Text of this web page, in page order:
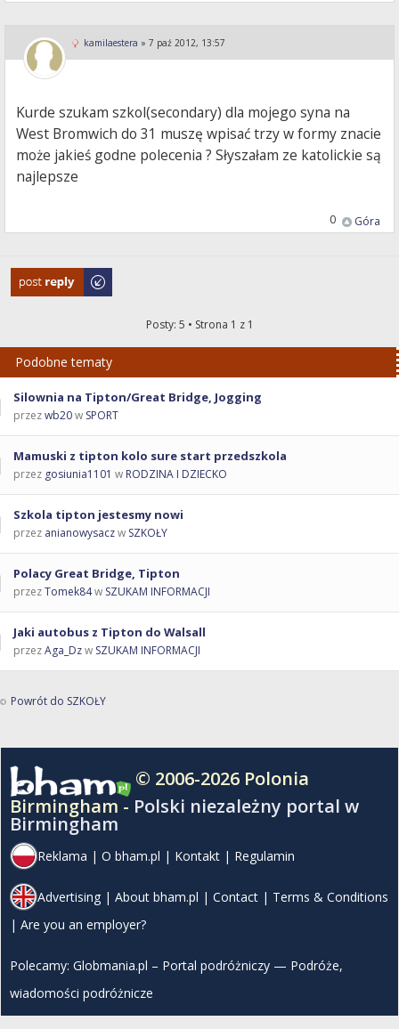
kamilaestera » 7 paź 2012, 13:57
Kurde szukam szkol(secondary) dla mojego syna na
West Bromwich do 31 muszę wpisać trzy w formy znacie
może jakieś godne polecenia ? Słyszałam ze katolickie są
najlepsze
Góra
0
Odpowiedz
Posty: 5 • Strona 1 z 1
Podobne tematy
Silownia na Tipton/Great Bridge, Jogging
przezwb20w SPORT
Mamuski z tipton kolo sure start przedszkola
przez gosiunia1101 w RODZINA I DZIECKO
Szkola tipton jestesmy nowi
przez anianowysaczw SZKOŁY
Polacy Great Bridge, Tipton
przezTomek84w SZUKAM INFORMACJI
Jaki autobus z Tipton do Walsall
przezAga_Dzw SZUKAM INFORMACJI
Powrót do SZKOŁY
© 2006-2026 Polonia
Birmingham - Polski niezależny portal w
Birmingham
Reklama | O bham.pl | Kontakt | Regulamin
Advertising | About bham.pl | Contact | Terms & Conditions
| Are you an employer?
Polecamy: Globmania.pl – Portal podróżniczy — Podróże,
wiadomości podróżnicze